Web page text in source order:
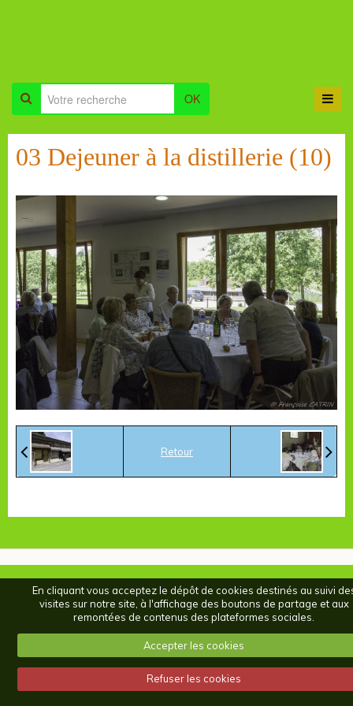
OK
03 Dejeuner à la distillerie (10)
Retour
En cliquant vous acceptez le dépôt de cookies destinés au suivi
visites sur notre site, à l'affichage des boutons de partage et aux
remontées de contenus des plateformes sociales.
Accepter les cookies
Refuser les cookies